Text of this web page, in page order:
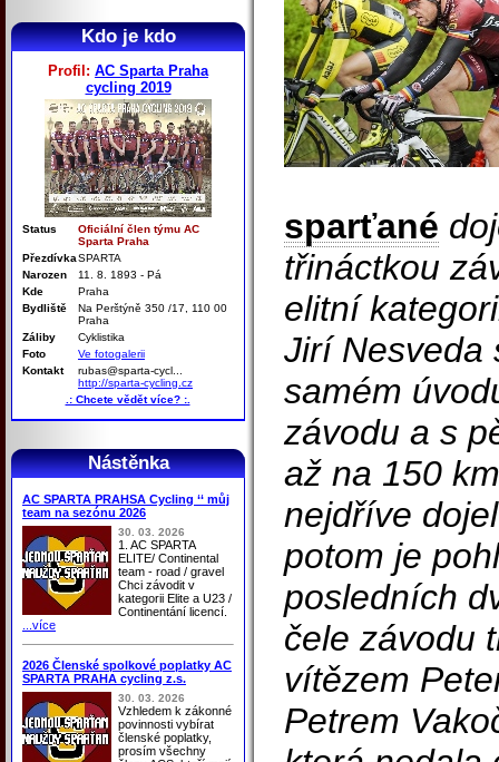
Kdo je kdo
Profil: AC Sparta Praha
cycling 2019
Status
Oficiální člen týmu AC
Sparta Praha
PřezdívkaSPARTA
Narozen
11. 8. 1893 - Pá
Kde
Praha
Bydliště
Na Perštýně 350 /17, 110 00
Praha
Záliby
Cyklistika
Foto
Ve fotogalerii
Kontakt
rubas@sparta-cycl...
http://sparta-cycling.cz
.: Chcete vědět více? :.
Nástěnka
AC SPARTA PRAHSA Cycling ‘‘ můj
team na sezónu 2026
30. 03. 2026
1. AC SPARTA
ELITE/ Continental
team - road / gravel
Chci závodit v
kategorii Elite a U23 /
Continentání licencí.
...více
2026 Členské spolkové poplatky AC
SPARTA PRAHA cycling z.s.
30. 03. 2026
Vzhledem k zákonné
povinnosti vybírat
členské poplatky,
prosím všechny
sparťané
třináctkou
elitní
Jirí Nesveda
samém
závodu a s
až na 150
nejdříve
potom je
posledních
čele závodu
vítězem
Petrem